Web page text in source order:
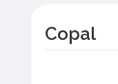
Copal